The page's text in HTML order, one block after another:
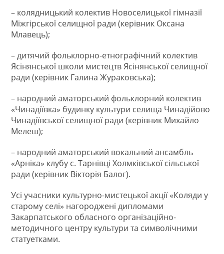
– колядницький колектив Новоселицької гімназії
Міжгірської селищної ради (керівник Оксана
Млавець);
– дитячий фольклорно-етнографічний колектив
Ясінянської школи мистецтв Ясінянської селищної
ради (керівник Галина Жураковська);
– народний аматорський фольклорний колектив
«Чинадіївка» будинку культури селища Чинадійово
Чинадіївської селищної ради (керівник Михайло
Мелеш);
– народний аматорський вокальний ансамбль
«Арніка» клубу с. Тарнівці Холмківської сільської
ради (керівник Вікторія Балог).
Усі учасники культурно-мистецької акції «Коляди у
старому селі» нагороджені дипломами
Закарпатського обласного організаційно-
методичного центру культури та символічними
статуетками.